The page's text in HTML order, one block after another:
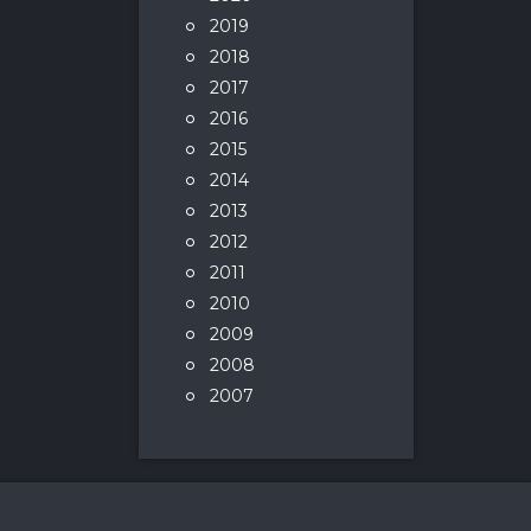
2019
2018
2017
2016
2015
2014
2013
2012
2011
2010
2009
2008
2007